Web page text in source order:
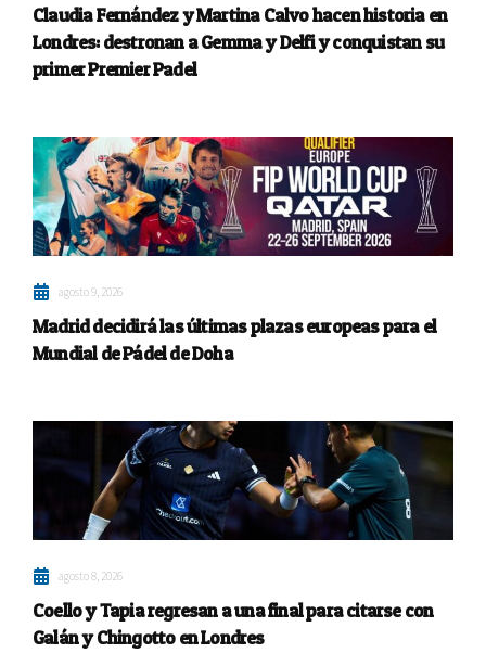
Claudia Fernández y Martina Calvo hacen historia en
Londres: destronan a Gemma y Delfi y conquistan su
primer Premier Padel
agosto 9, 2026
Madrid decidirá las últimas plazas europeas para el
Mundial de Pádel de Doha
agosto 8, 2026
Coello y Tapia regresan a una final para citarse con
Galán y Chingotto en Londres